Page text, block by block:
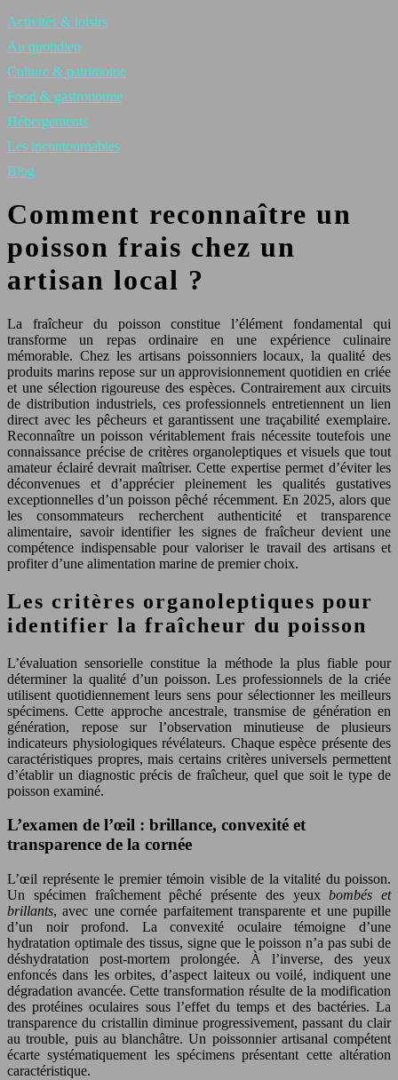
Activités & loisirs
Au quotidien
Culture & patrimoine
Food & gastronomie
Hébergements
Les incontournables
Blog
Comment reconnaître un
poisson frais chez un
artisan local ?
La fraîcheur du poisson constitue l’élément fondamental qui
transforme un repas ordinaire en une expérience culinaire
mémorable. Chez les artisans poissonniers locaux, la qualité des
produits marins repose sur un approvisionnement quotidien en criée
et une sélection rigoureuse des espèces. Contrairement aux circuits
de distribution industriels, ces professionnels entretiennent un lien
direct avec les pêcheurs et garantissent une traçabilité exemplaire.
Reconnaître un poisson véritablement frais nécessite toutefois une
connaissance précise de critères organoleptiques et visuels que tout
amateur éclairé devrait maîtriser. Cette expertise permet d’éviter les
déconvenues et d’apprécier pleinement les qualités gustatives
exceptionnelles d’un poisson pêché récemment. En 2025, alors que
les consommateurs recherchent authenticité et transparence
alimentaire, savoir identifier les signes de fraîcheur devient une
compétence indispensable pour valoriser le travail des artisans et
profiter d’une alimentation marine de premier choix.
Les critères organoleptiques pour
identifier la fraîcheur du poisson
L’évaluation sensorielle constitue la méthode la plus fiable pour
déterminer la qualité d’un poisson. Les professionnels de la criée
utilisent quotidiennement leurs sens pour sélectionner les meilleurs
spécimens. Cette approche ancestrale, transmise de génération en
génération, repose sur l’observation minutieuse de plusieurs
indicateurs physiologiques révélateurs. Chaque espèce présente des
caractéristiques propres, mais certains critères universels permettent
d’établir un diagnostic précis de fraîcheur, quel que soit le type de
poisson examiné.
L’examen de l’œil : brillance, convexité et
transparence de la cornée
L’œil représente le premier témoin visible de la vitalité du poisson.
Un spécimen fraîchement pêché présente des yeuxbombés et
brillants, avec une cornée parfaitement transparente et une pupille
d’un noir profond. La convexité oculaire témoigne d’une
hydratation optimale des tissus, signe que le poisson n’a pas subi de
déshydratation post-mortem prolongée. À l’inverse, des yeux
enfoncés dans les orbites, d’aspect laiteux ou voilé, indiquent une
dégradation avancée. Cette transformation résulte de la modification
des protéines oculaires sous l’effet du temps et des bactéries. La
transparence du cristallin diminue progressivement, passant du clair
au trouble, puis au blanchâtre. Un poissonnier artisanal compétent
écarte systématiquement les spécimens présentant cette altération
caractéristique.